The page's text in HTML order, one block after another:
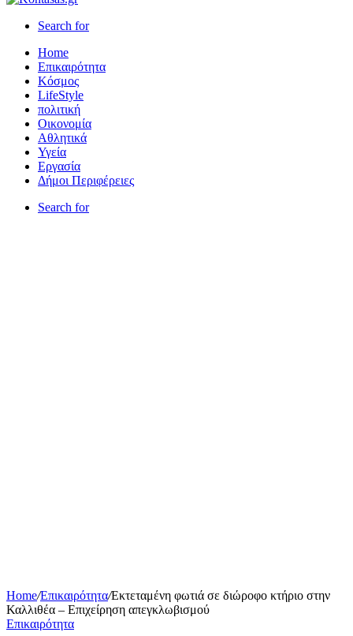
Search for
Home
Επικαιρότητα
Κόσμος
LifeStyle
πολιτική
Οικονομία
Αθλητικά
Υγεία
Εργασία
Δήμοι Περιφέρειες
Search for
Home/Επικαιρότητα/Εκτεταμένη φωτιά σε διώροφο κτήριο στην
Καλλιθέα – Επιχείρηση απεγκλωβισμού
Επικαιρότητα